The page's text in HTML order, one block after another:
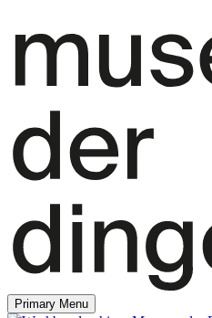
Primary Menu